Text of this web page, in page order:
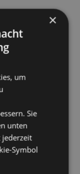
ist für die unten
Wenn Sie
versuchen
Andernfalls
an unseren
Balearen
und
(Frankreich),
Dänemark,
(Festland),
×
um
Sie
unten
Symbol